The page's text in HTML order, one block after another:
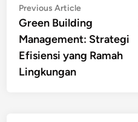
Post
navigation
Previous ArticlePrevious
article:
Green Building
Management: Strategi
Efisiensi yang Ramah
Lingkungan